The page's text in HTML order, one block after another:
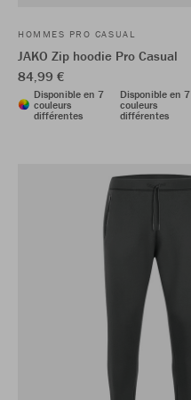
HOMMES PRO CASUAL
JAKO Zip hoodie Pro Casual
84,99 €
Disponible en 7
couleurs
différentes
Disponible en 7
couleurs
différentes